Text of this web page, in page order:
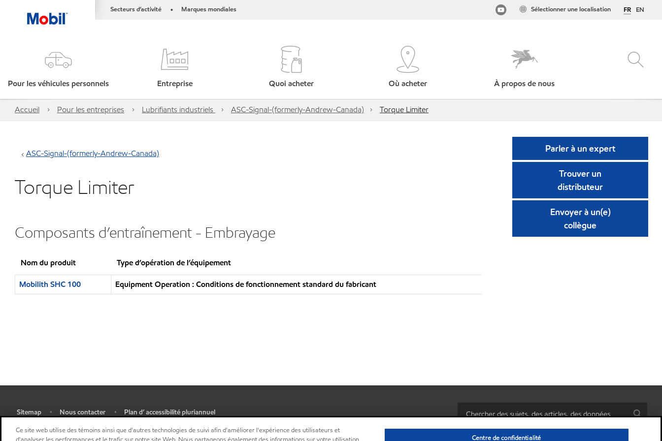
Secteurs d’activité • Marques mondiales FR EN
Sélectionner une localisation
Pour les véhicules personnels Entreprise Quoi acheter Où acheter À propos de nous
Accueil Pour les entreprises Lubrifiants industriels ASC-Signal-(formerly-Andrew-Canada) Torque Limiter
ASC-Signal-(formerly-Andrew-Canada)
Torque Limiter
Composants d’entraînement - Embrayage
Nom du produit Type d’opération de l’équipement
Mobilith SHC 100 Equipment Operation : Conditions de fonctionnement standard du fabricant
Parler à un expert
Trouver un
distributeur
Envoyer à un(e)
collègue
Sitemap • Nous contacter •
Plan d’ accessibilité pluriannuel
Sélectionner une localisation
Ce site web utilise des témoins ainsi que d'autres technologies de suivi afin d'améliorer l'expérience des utilisateurs et
Centre de confidentialité